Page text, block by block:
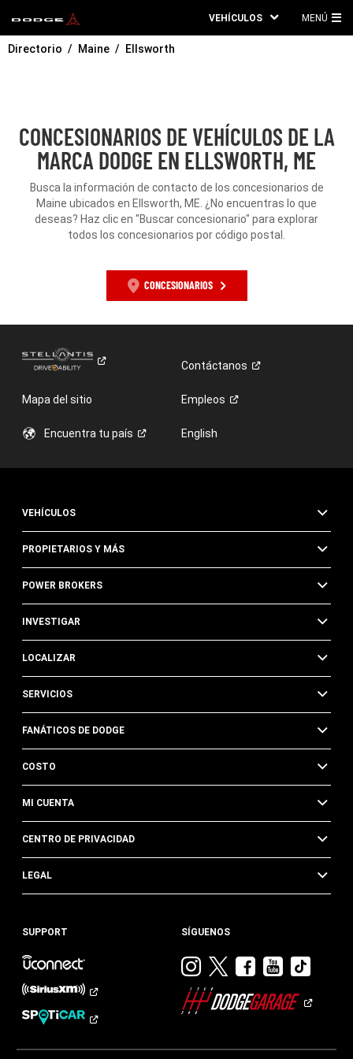
VEHÍCULOS MENÚ
Directorio Maine Ellsworth
CONCESIONARIOS DE VEHÍCULOS DE LA
MARCA DODGE EN ELLSWORTH, ME
Busca la información de contacto de los concesionarios de
Maine ubicados en Ellsworth, ME. ¿No encuentras lo que
deseas? Haz clic en "Buscar concesionario" para explorar
todos los concesionarios por código postal.
CONCESIONARIOS
Contáctanos
Mapa del sitio Empleos
Encuentra tu país English
VEHÍCULOS
PROPIETARIOS Y MÁS
POWER BROKERS
INVESTIGAR
LOCALIZAR
SERVICIOS
FANÁTICOS DE DODGE
COSTO
MI CUENTA
CENTRO DE PRIVACIDAD
LEGAL
SUPPORT SÍGUENOS
Visitar
Dodge
en
Visitar
en
Visitar
en
Visitar
en en